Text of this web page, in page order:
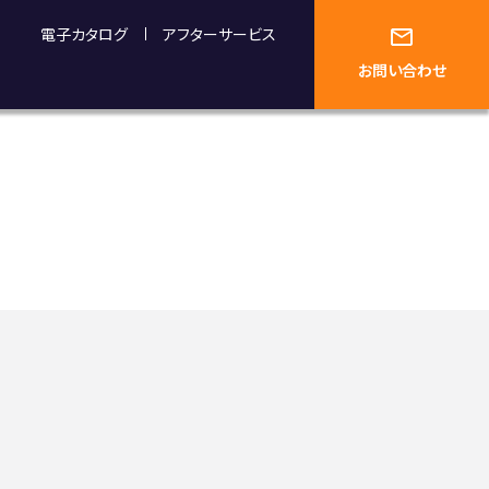
電子カタログ
アフターサービス
お問い合わせ